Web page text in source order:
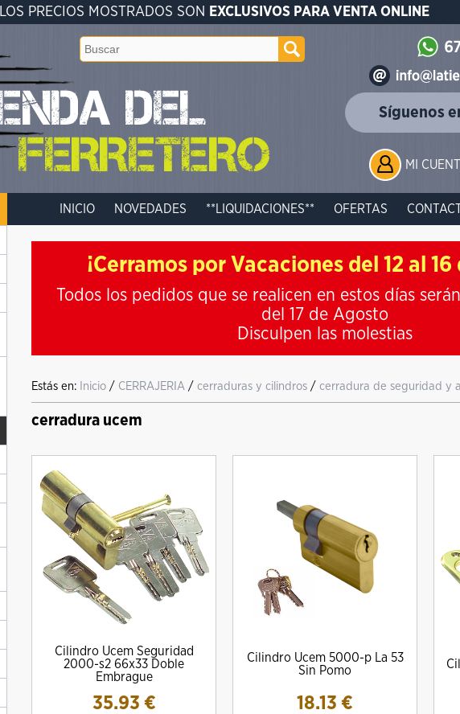
LOS PRECIOS MOSTRADOS SON EXCLUSIVOS PARA VENTA ONLINE
Síguenos
MI
INICIO NOVEDADES **LIQUIDACIONES** OFERTAS
¡Cerramos por Vacaciones del 12 al
Todos los pedidos que se realicen en estos días
del 17 de Agosto
Disculpen las molestias
Estás en: Inicio / CERRAJERIA / cerraduras y cilindros / cerradura de seguridad y
cerradura ucem
Cilindro Ucem Seguridad
2000-s2 66x33 Doble
Embrague
35.93 €
Cilindro Ucem 5000-p La 53
Sin Pomo
18.13 €